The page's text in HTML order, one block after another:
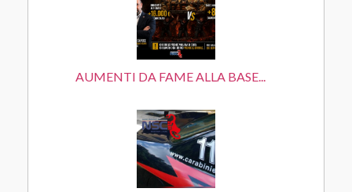
AUMENTI DA FAME ALLA BASE...